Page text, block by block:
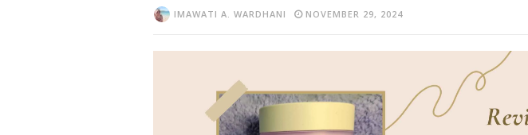
IMAWATI A. WARDHANI NOVEMBER 29, 2024